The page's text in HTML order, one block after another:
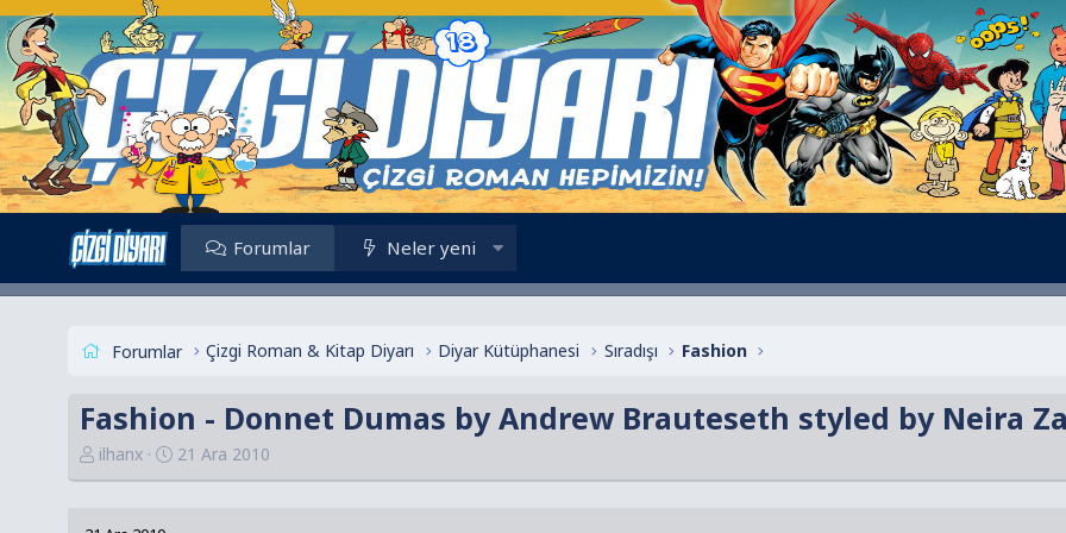
Forumlar Neler yeni
Forumlar Çizgi Roman & Kitap Diyarı Diyar Kütüphanesi Sıradışı Fashion
Fashion - Donnet Dumas by Andrew Brauteseth styled by Neira
K
o
ilhanx
B
a
21 Ara 2010